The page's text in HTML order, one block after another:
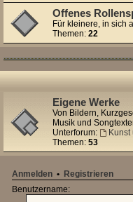
Offenes
Für kleinere, in sich
Themen: 22
Eigene Werke
Von Bildern,
Musik und
Unterforum:
Themen: 53
Anmelden • Registrieren
Benutzername: